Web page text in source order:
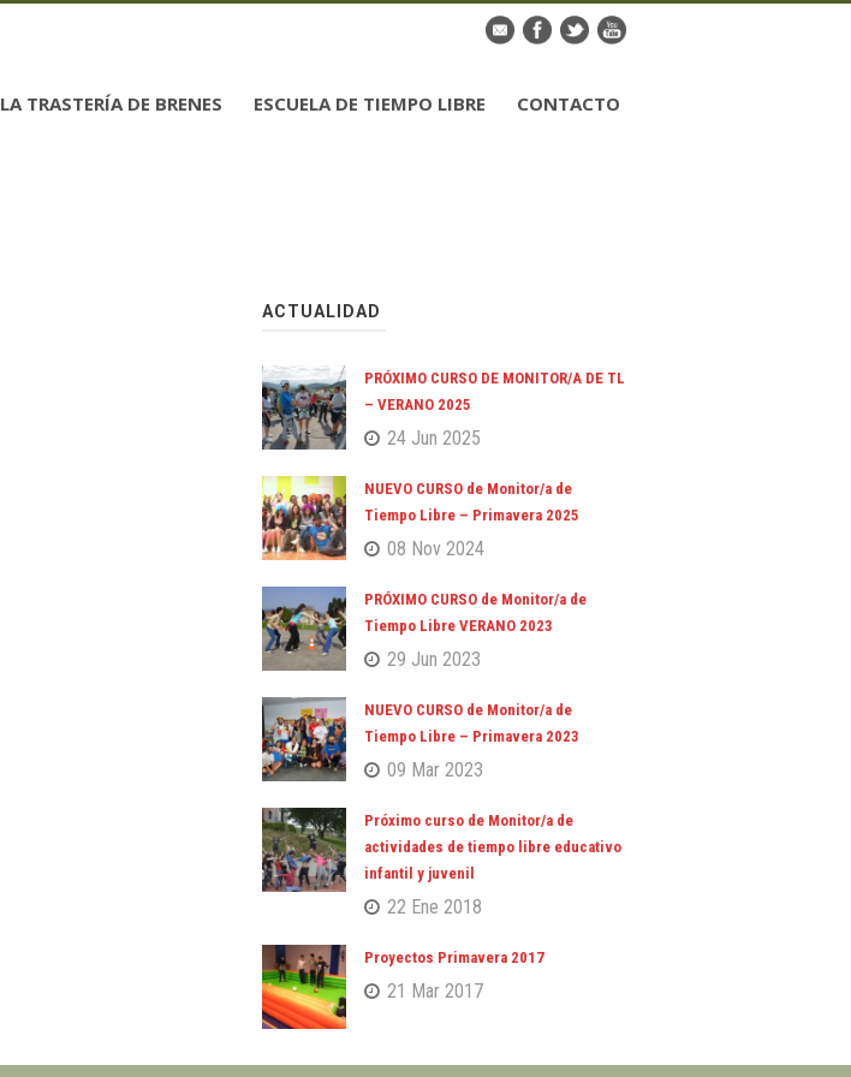
LA TRASTERÍA DE BRENES ESCUELA DE TIEMPO LIBRE CONTACTO
ACTUALIDAD
PRÓXIMO CURSO DE MONITOR/A DE TL
– VERANO 2025
24 Jun 2025
NUEVO CURSO de Monitor/a de
Tiempo Libre – Primavera 2025
08 Nov 2024
PRÓXIMO CURSO de Monitor/a de
Tiempo Libre VERANO 2023
29 Jun 2023
NUEVO CURSO de Monitor/a de
Tiempo Libre – Primavera 2023
09 Mar 2023
Próximo curso de Monitor/a de
actividades de tiempo libre educativo
infantil y juvenil
22 Ene 2018
Proyectos Primavera 2017
21 Mar 2017